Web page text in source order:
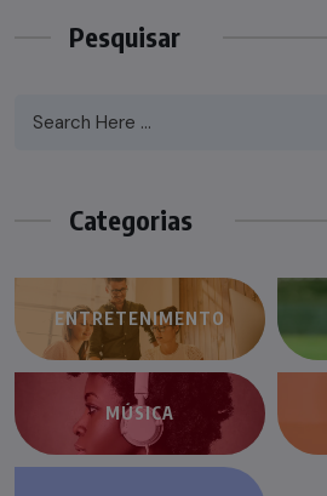
Pesquisar
Categorias
ENTRETENIMENTO
MÚSICA